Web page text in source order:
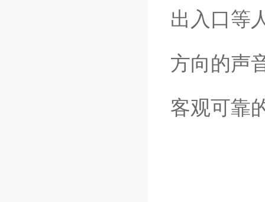
出入口等
方向的声
客观可靠